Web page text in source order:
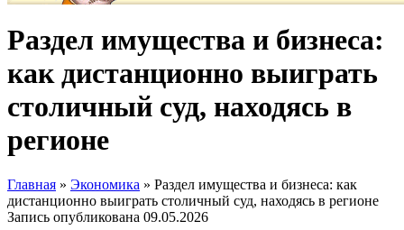
Раздел имущества и бизнеса:
как дистанционно выиграть
столичный суд, находясь в
регионе
Главная » Экономика » Раздел имущества и бизнеса: как
дистанционно выиграть столичный суд, находясь в регионе
Запись опубликована 09.05.2026